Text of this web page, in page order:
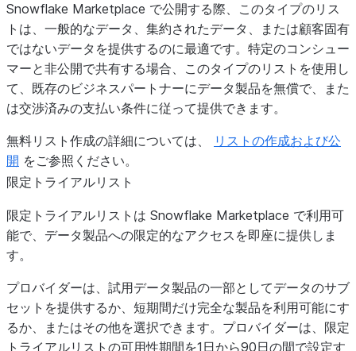
Snowflake Marketplace で公開する際、このタイプのリス
トは、一般的なデータ、集約されたデータ、または顧客固有
ではないデータを提供するのに最適です。特定のコンシュー
マーと非公開で共有する場合、このタイプのリストを使用し
て、既存のビジネスパートナーにデータ製品を無償で、また
は交渉済みの支払い条件に従って提供できます。
無料リスト作成の詳細については、
リストの作成および公
開 をご参照ください。
限定トライアルリスト
限定トライアルリストは Snowflake Marketplace で利用可
能で、データ製品への限定的なアクセスを即座に提供しま
す。
プロバイダーは、試用データ製品の一部としてデータのサブ
セットを提供するか、短期間だけ完全な製品を利用可能にす
るか、またはその他を選択できます。プロバイダーは、限定
トライアルリストの可用性期間を1日から90日の間で設定す